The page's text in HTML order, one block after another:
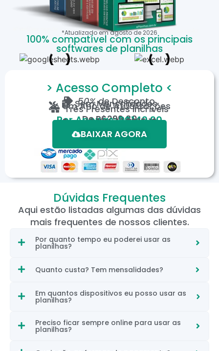
*Atualizado emagostode 2026
100% compatível com os principais
softwares de planilhas
> Acesso Completo <
50%de Desconto
Sem Mensalidades
Um Ano de Atualizações
Três Presentes Incríveis
DeR$299,80
Por Apenas: R$149,90
Em até 12X de R$15,19
*Oferta válida por tempo limitado.
BAIXAR AGORA
Dúvidas Frequentes
Aqui estão listadas algumas das dúvidas
mais frequentes de nossos clientes.
Por quanto tempo eu poderei usar as
planilhas?
Quanto custa? Tem mensalidades?
Em quantos dispositivos eu posso usar as
planilhas?
Preciso ficar sempre online para usar as
planilhas?